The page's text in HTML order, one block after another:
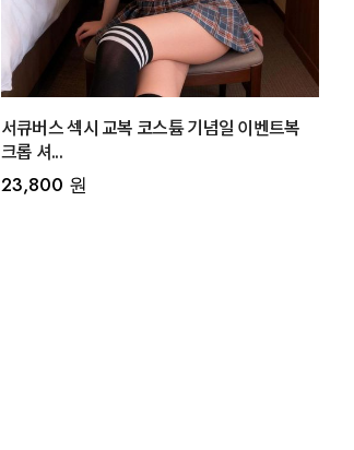
서큐버스 섹시 교복 코스튬 기념일 이벤트복
크롭 셔...
23,800 원